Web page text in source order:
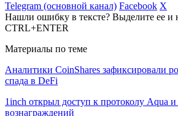
Telegram (основной канал) Facebook X
Нашли ошибку в тексте? Выделите ее и
CTRL+ENTER
Материалы по теме
Аналитики CoinShares зафиксировали
спада в DeFi
1inch открыл доступ к протоколу Aqua
вознаграждений